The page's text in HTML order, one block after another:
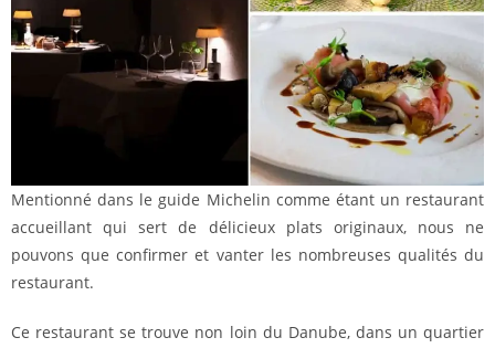
Mentionné dans le guide Michelin comme étant un restaurant
accueillant qui sert de délicieux plats originaux, nous ne
pouvons que confirmer et vanter les nombreuses qualités du
restaurant.
Ce restaurant se trouve non loin du Danube, dans un quartier